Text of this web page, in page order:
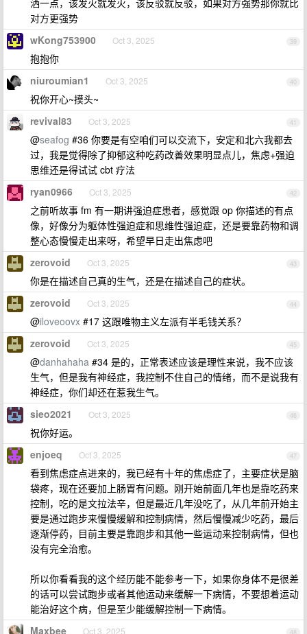
洒一点，该发火就发火，该反驳就反驳，如果对方强势那你就比
对方更强势
39
wKong753900 Oct 3, 2025
抱抱你
40
niuroumian1 Oct 3, 2025
祝你开心~摸头~
41
revival83 Oct 3, 2025
@seafog #36 你要是有空咱们可以交流下，安定和北六我都去
过，我是觉得除了抑郁这种吃药改善效果明显点儿，焦虑+强迫
思维还是得试试 cbt 疗法
42
ryan0966 Oct 3, 2025
之前听故事 fm 有一期讲强迫症患者，感觉跟 op 你描述的有点
像，好像分为躯体性强迫症和思维性强迫症，还是要靠药物和调
整心态慢慢走出来呀，希望早日走出焦虑吧
43
zerovoid Oct 3, 2025
你是在描述自己真的生气，还是在描述自己的症状。
44
zerovoid Oct 3, 2025
@iloveoovx #17 这跟唯物主义左派有半毛钱关系？
45
zerovoid Oct 3, 2025
@danhahaha #34 是的，正常表述应该是理性来说，我不应该
生气，但是我有神经症，我控制不住自己的情绪，而不是说我有
神经症，你们却还在惹我生气。
46
sieo2021 Oct 3, 2025
祝你好运。
47
enjoeq Oct 3, 2025
看到焦虑症点进来的，我已经有十年的焦虑症了，主要症状是脑
袋疼，现在还要加上肠胃有问题。刚开始前面几年也是靠吃药来
控制，吃的是文拉法辛，但是最近几年没吃了，从几年前开始主
要是通过跑步来慢慢缓解和控制病情，然后慢慢减少吃药，最后
逐渐停药，目前主要是靠跑步和其他一些运动来控制病情，但也
没有完全治愈。
所以你看看我的这个经历能不能参考一下，如果你身体不是很差
的话可以尝试跑步或者其他运动来缓解一下病情，不要想着运动
能治好这个病，但是至少能缓解控制一下病情。
Maxbee Oct 3, 2025